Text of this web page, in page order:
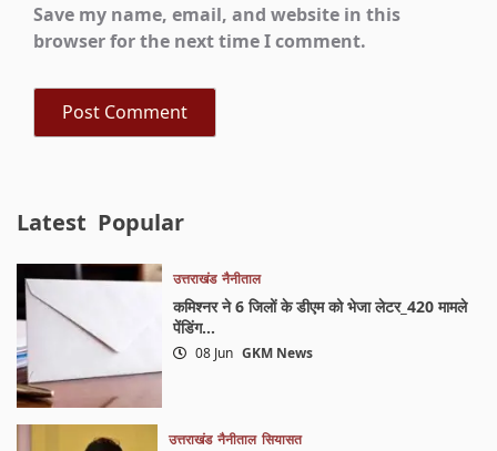
Save my name, email, and website in this
browser for the next time I comment.
Latest Popular
उत्तराखंड नैनीताल
कमिश्नर ने 6 जिलों के डीएम को भेजा लेटर_420 मामले
पेंडिंग…
08 Jun GKM News
उत्तराखंड नैनीताल सियासत